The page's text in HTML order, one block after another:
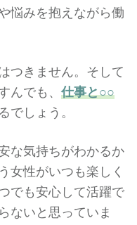
悩みを抱えながら働
つきません。そして
んでも、 仕事と○○
でしょう。
な気持ちがわかるか
女性がいつも楽しく
でも安心して活躍で
ないと思っていま